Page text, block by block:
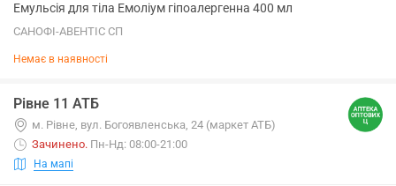
Емульсія для тіла Емоліум гіпоалергенна 400 мл
САНОФІ-АВЕНТІС СП
Немає в наявності
Рівне 11 АТБ
м. Рівне, вул. Богоявленська, 24 (маркет АТБ)
Зачинено. Пн-Нд: 08:00-21:00
На мапі